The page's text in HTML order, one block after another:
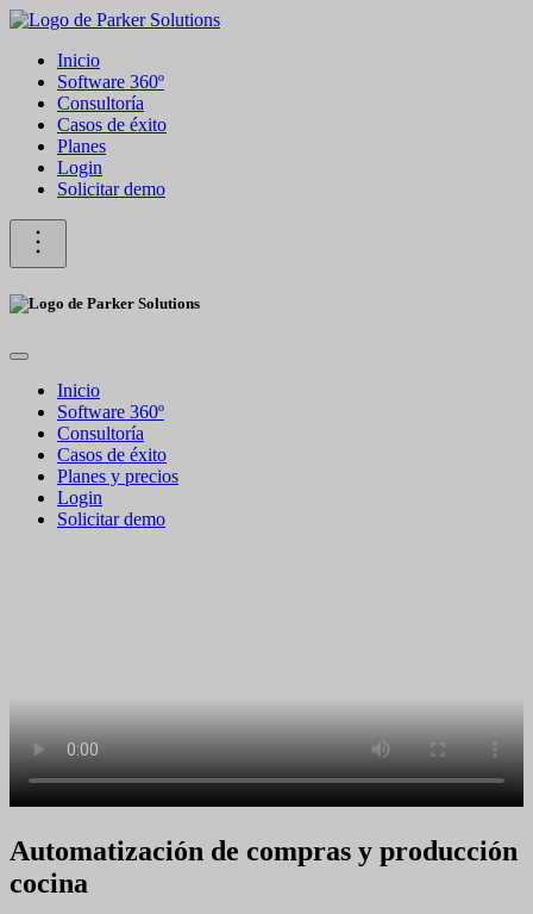
Inicio
Software 360º
Consultoría
Casos de éxito
Planes
Login
Solicitar demo
Inicio
Software 360º
Consultoría
Casos de éxito
Planes y precios
Login
Solicitar demo
Automatización de compras y producción
cocina